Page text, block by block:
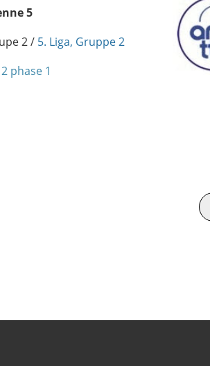
5
2 / 5. Liga, Gruppe 2
phase 1